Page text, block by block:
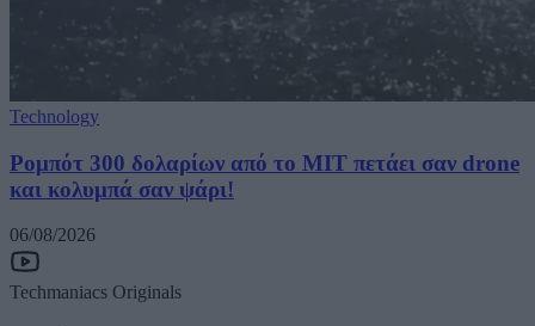
Technology
Ρομπότ 300 δολαρίων από το MIT πετάει σαν drone
και κολυμπά σαν ψάρι!
06/08/2026
Techmaniacs Originals